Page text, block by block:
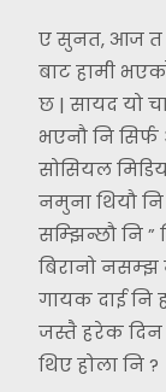
ए सुनत, आज त
बाट हामी
छ | सायद यो
भएनौ नि
सोसियल
नमुना थियौ
सम्झिन्छौ नि ”
बिरानो नसम्झ
गायक दाई नि
जस्तै हरेक दिन
थिए होला नि ?